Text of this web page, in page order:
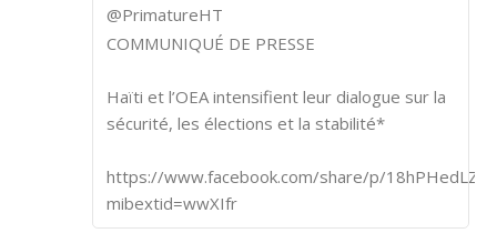
@PrimatureHT
COMMUNIQUÉ DE PRESSE
Haïti et l’OEA intensifient leur dialogue sur la
sécurité, les élections et la stabilité*
https://www.facebook.com/share/p/18hPHedLZA/
mibextid=wwXIfr